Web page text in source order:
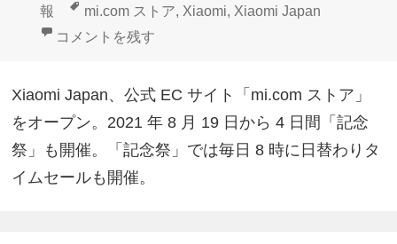
日:
成
テ
報
タ
グ
mi.com ストア, Xiaomi, Xiaomi Japan
Xiaomi Japan、「mi.comストア」国内オープン に
コメントを残す
Xiaomi Japan、公式 EC サイト「mi.com ストア」
をオープン。2021 年 8 月 19 日から 4 日間「記念
祭」も開催。「記念祭」では毎日 8 時に日替わりタ
イムセールも開催。